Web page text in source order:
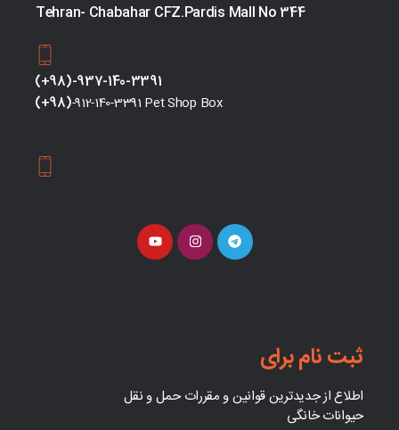
Tehran- Chabahar CFZ.Pardis Mall No 344
(+98)-937-140-3391
(+98)-912-140-3391 Pet Shop Box
ثبت نام برای
اطلاع از جدیدترین قوانین و مقررات حمل و نقل
حیوانات خانگی